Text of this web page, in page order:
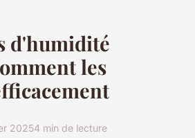
d'humidité
les
20254 min de lecture